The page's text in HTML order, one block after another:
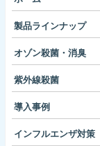
製品ラインナップ
オゾン殺菌・消臭
紫外線殺菌
導入事例
インフルエンザ対策